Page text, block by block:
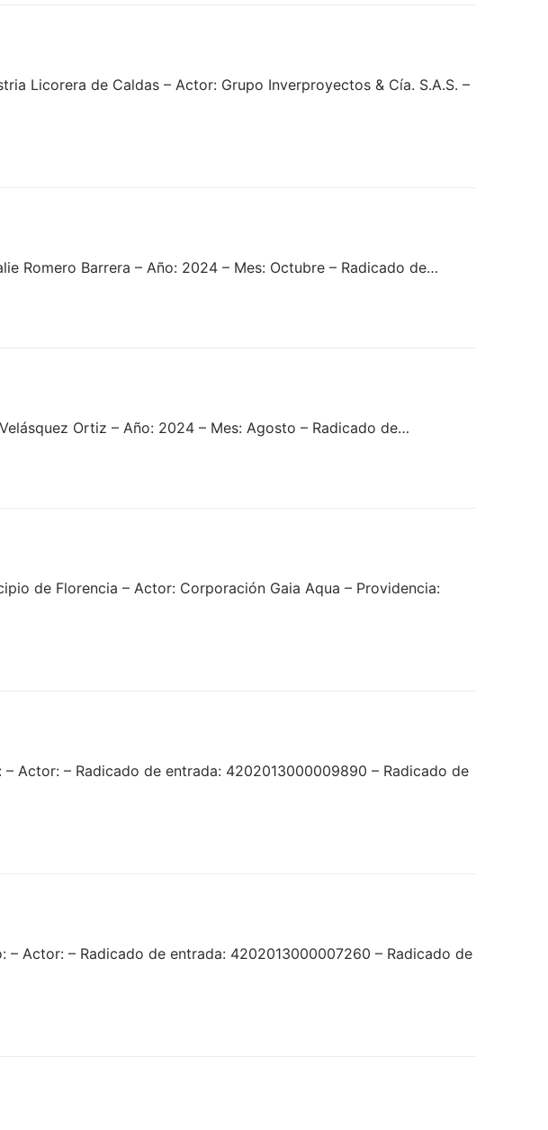
Licorera de Caldas – Actor: Grupo Inverproyectos & Cía. S.A.S. –
Romero Barrera – Año: 2024 – Mes: Octubre – Radicado de…
Ortiz – Año: 2024 – Mes: Agosto – Radicado de…
de Florencia – Actor: Corporación Gaia Aqua – Providencia:
Actor: – Radicado de entrada: 4202013000009890 – Radicado de
Actor: – Radicado de entrada: 4202013000007260 – Radicado de